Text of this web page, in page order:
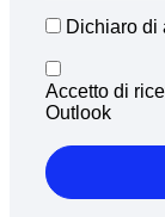
Dichiaro di
Accetto di
Outlook